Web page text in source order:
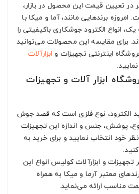
در تعیین قیمت این محصول در بازار،
امروزه برندهایی مانند، آما و میکا با
انواع الکترود جوشکاری باکیفیتی را
برای مقایسه این محصولات می‌توانید
اینترنتی تجهیزات و ابزارآلات
ابزار آلات و تجهیزات
الکترود، نوع فلزی است که قصد جوش
پوشش، جنس و اندازه این تجهیزات
خود انتخاب نمایید و برای خرید به
تجهیزات و ابزارآلات کولیس انواع این
معتبر آرما و میکا به همراه
مناسب ارائه می‌نماید.